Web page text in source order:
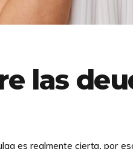
las
es realmente cierta, por